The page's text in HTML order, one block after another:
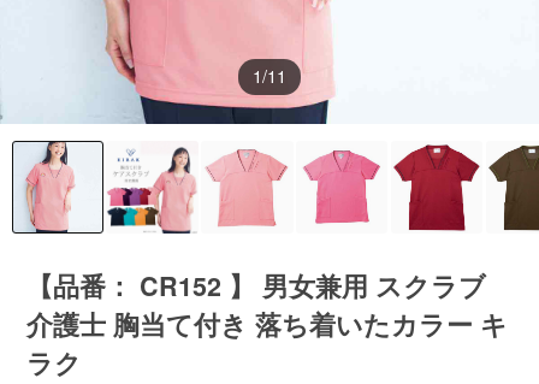
1/11
【品番： CR152 】 男女兼用 スクラブ
介護士 胸当て付き 落ち着いたカラー キ
ラク